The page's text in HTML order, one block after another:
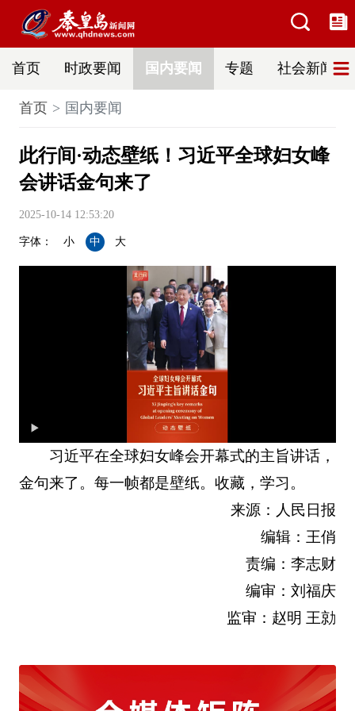
首页 时政要闻 国内要闻 专题 社会新闻
首页 国内要闻
此行间·动态壁纸！习近平全球妇女峰
会讲话金句来了
2025-10-14 12:53:20
字体： 小 中 大
习近平在全球妇女峰会开幕式的主旨讲话，
金句来了。每一帧都是壁纸。收藏，学习。
来源：人民日报
编辑：王俏
责编：李志财
编审：刘福庆
监审：赵明 王勍